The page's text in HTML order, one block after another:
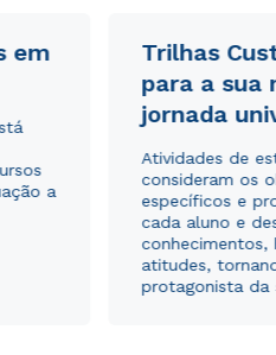
em
a
Trilhas
para a sua
jornada
Atividades de
consideram os
específicos e
cada aluno e
conhecimentos,
atitudes,
protagonista da